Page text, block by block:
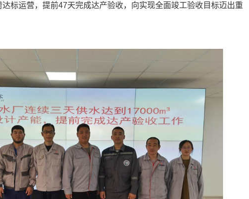
达标运营，提前47天完成达产验收，向实现全面竣工验收目标迈出重